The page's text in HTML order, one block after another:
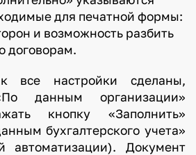
для печатной формы:
и возможность разбить
договорам.
все настройки сделаны,
данным организации»
кнопку «Заполнить»
бухгалтерского учета»
автоматизации). Документ